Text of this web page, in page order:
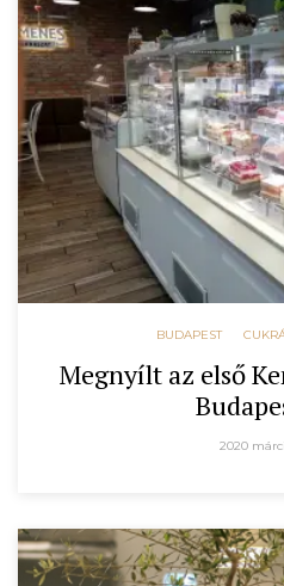
BUDAPEST
Megnyílt az első
2020